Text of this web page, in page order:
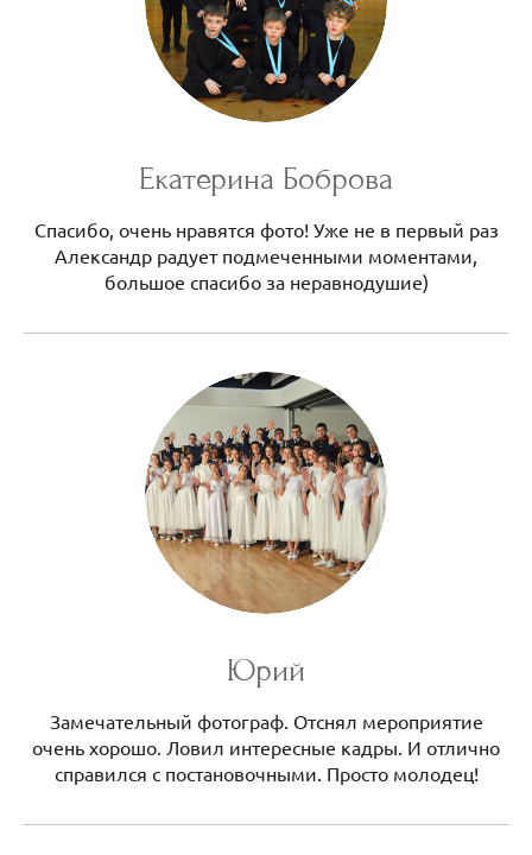
Екатерина Боброва
Спасибо, очень нравятся фото! Уже не в первый раз
Александр радует подмеченными моментами,
большое спасибо за неравнодушие)
Юрий
Замечательный фотограф. Отснял мероприятие
очень хорошо. Ловил интересные кадры. И отлично
справился с постановочными. Просто молодец!